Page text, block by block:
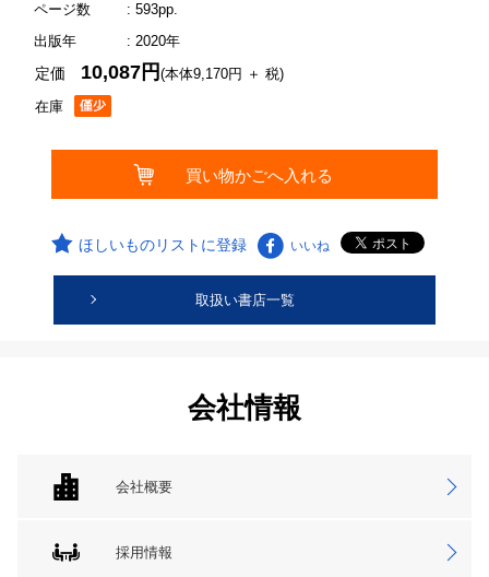
ページ数
: 593pp.
出版年
: 2020年
在庫
定価 10,087円(本体9,170円 ＋ 税)
ほしいものリストに登録 いいね
取扱い書店一覧
会社情報
会社概要
採用情報